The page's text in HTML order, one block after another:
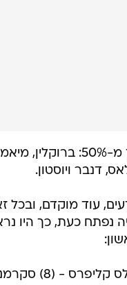
ובמאזן נמוך מ-50%:
דנבר ויוסטון.
עוד מוקדם,
נפתח כעת, כך היו